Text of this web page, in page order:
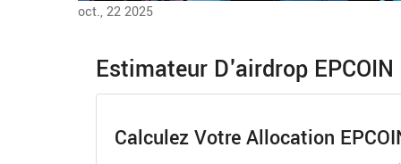
oct., 22 2025
Estimateur D'airdrop EPCOIN
Calculez Votre Allocation